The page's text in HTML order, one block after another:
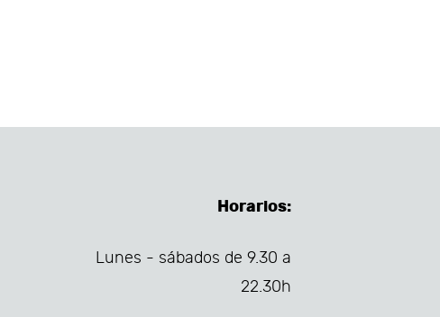
Horarios:
Lunes - sábados de 9.30 a
22.30h